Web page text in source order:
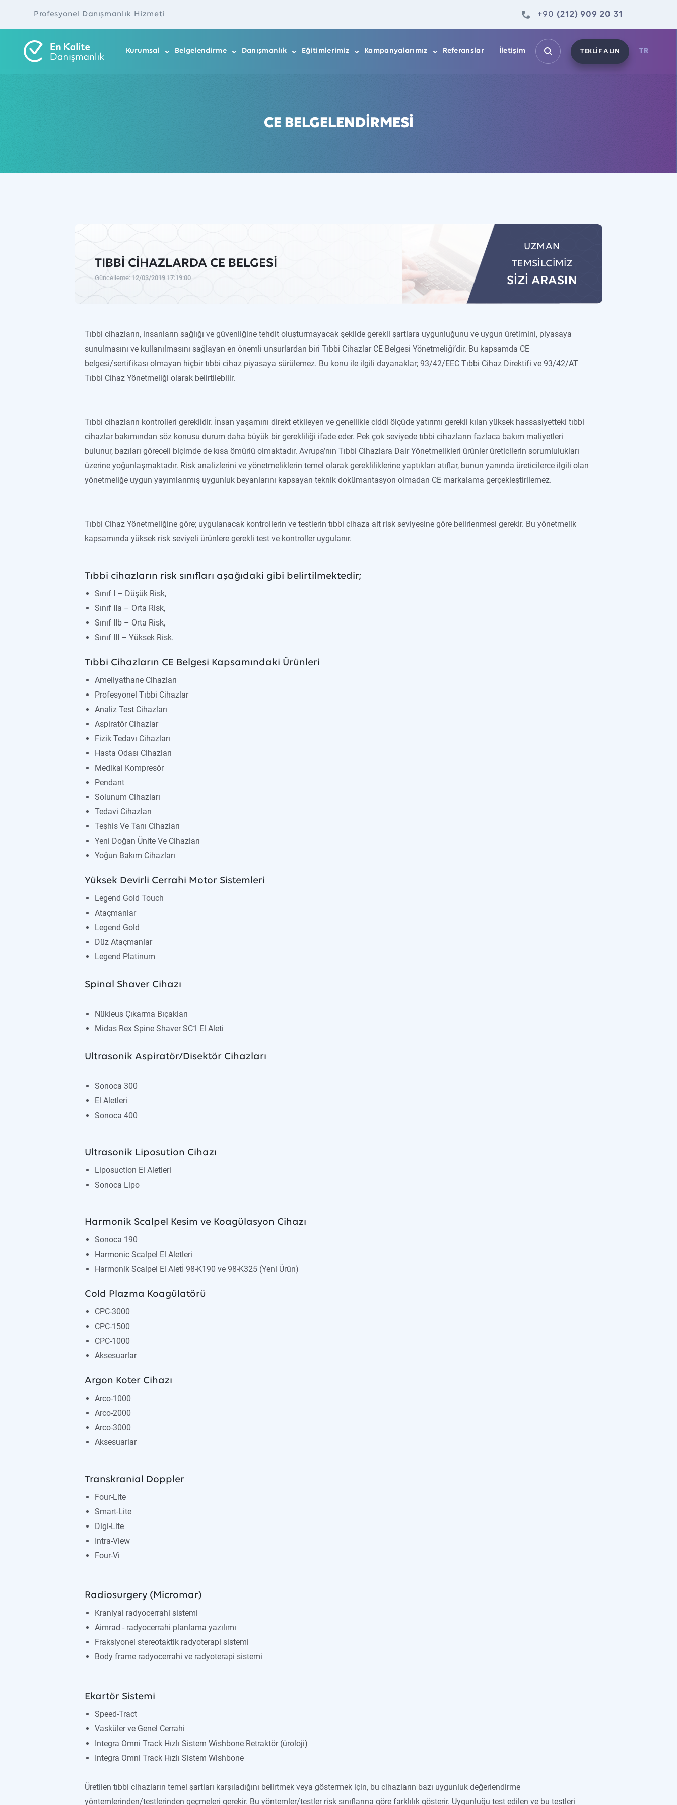
Profesyonel Danışmanlık Hizmeti +90 (212) 909 20 31
Kurumsal Belgelendirme Danışmanlık Eğitimlerimiz Kampanyalarımız Referanslar İletişim TEKLİF ALIN TR
CE BELGELENDİRMESİ
TIBBİ CİHAZLARDA CE BELGESİ
Güncelleme: 12/03/2019 17:19:00
UZMAN
UZMAN
TEMSİLCİMİZ
TEMSİLCİMİZ
SİZİ ARASIN
SİZİ ARASIN
Tıbbi cihazların, insanların sağlığı ve güvenliğine tehdit oluşturmayacak şekilde gerekli şartlara uygunluğunu ve uygun üretimini, piyasaya
sunulmasını ve kullanılmasını sağlayan en önemli unsurlardan biri Tıbbi Cihazlar CE Belgesi Yönetmeliği’dir. Bu kapsamda CE
belgesi/sertifikası olmayan hiçbir tıbbi cihaz piyasaya sürülemez. Bu konu ile ilgili dayanaklar; 93/42/EEC Tıbbi Cihaz Direktifi ve 93/42/AT
Tıbbi Cihaz Yönetmeliği olarak belirtilebilir.
Tıbbi cihazların kontrolleri gereklidir. İnsan yaşamını direkt etkileyen ve genellikle ciddi ölçüde yatırımı gerekli kılan yüksek hassasiyetteki tıbbi
cihazlar bakımından söz konusu durum daha büyük bir gerekliliği ifade eder. Pek çok seviyede tıbbi cihazların fazlaca bakım maliyetleri
bulunur, bazıları göreceli biçimde de kısa ömürlü olmaktadır. Avrupa’nın Tıbbi Cihazlara Dair Yönetmelikleri ürünler üreticilerin sorumlulukları
üzerine yoğunlaşmaktadır. Risk analizlerini ve yönetmeliklerin temel olarak gerekliliklerine yaptıkları atıflar, bunun yanında üreticilerce ilgili olan
yönetmeliğe uygun yayımlanmış uygunluk beyanlarını kapsayan teknik dokümantasyon olmadan CE markalama gerçekleştirilemez.
Tıbbi Cihaz Yönetmeliğine göre; uygulanacak kontrollerin ve testlerin tıbbi cihaza ait risk seviyesine göre belirlenmesi gerekir. Bu yönetmelik
kapsamında yüksek risk seviyeli ürünlere gerekli test ve kontroller uygulanır.
Tıbbi cihazların risk sınıfları aşağıdaki gibi belirtilmektedir;
Sınıf I – Düşük Risk,
Sınıf IIa – Orta Risk,
Sınıf IIb – Orta Risk,
Sınıf III – Yüksek Risk.
Tıbbi Cihazların CE Belgesi Kapsamındaki Ürünleri
Ameliyathane Cihazları
Profesyonel Tıbbi Cihazlar
Analiz Test Cihazları
Aspiratör Cihazlar
Fizik Tedavı Cihazları
Hasta Odası Cihazları
Medikal Kompresör
Pendant
Solunum Cihazları
Tedavi Cihazları
Teşhis Ve Tanı Cihazları
Yeni Doğan Ünite Ve Cihazları
Yoğun Bakım Cihazları
Yüksek Devirli Cerrahi Motor Sistemleri
Legend Gold Touch
Ataçmanlar
Legend Gold
Düz Ataçmanlar
Legend Platinum
Spinal Shaver Cihazı
Nükleus Çıkarma Bıçakları
Midas Rex Spine Shaver SC1 El Aleti
Ultrasonik Aspiratör/Disektör Cihazları
Sonoca 300
El Aletleri
Sonoca 400
Ultrasonik Liposution Cihazı
Liposuction El Aletleri
Sonoca Lipo
Harmonik Scalpel Kesim ve Koagülasyon Cihazı
Sonoca 190
Harmonic Scalpel El Aletleri
Harmonik Scalpel El Aletİ 98-K190 ve 98-K325 (Yeni Ürün)
Cold Plazma Koagülatörü
CPC-3000
CPC-1500
CPC-1000
Aksesuarlar
Argon Koter Cihazı
Arco-1000
Arco-2000
Arco-3000
Aksesuarlar
Transkranial Doppler
Four-Lite
Smart-Lite
Digi-Lite
Intra-View
Four-Vi
Radiosurgery (Micromar)
Kraniyal radyocerrahi sistemi
Aimrad - radyocerrahi planlama yazılımı
Fraksiyonel stereotaktik radyoterapi sistemi
Body frame radyocerrahi ve radyoterapi sistemi
Ekartör Sistemi
Speed-Tract
Vasküler ve Genel Cerrahi
Integra Omni Track Hızlı Sistem Wishbone Retraktör (üroloji)
Integra Omni Track Hızlı Sistem Wishbone
Üretilen tıbbi cihazların temel şartları karşıladığını belirtmek veya göstermek için, bu cihazların bazı uygunluk değerlendirme
yöntemlerinden/testlerinden geçmeleri gerekir. Bu yöntemler/testler risk sınıflarına göre farklılık gösterir. Uygunluğu test edilen ve bu testleri